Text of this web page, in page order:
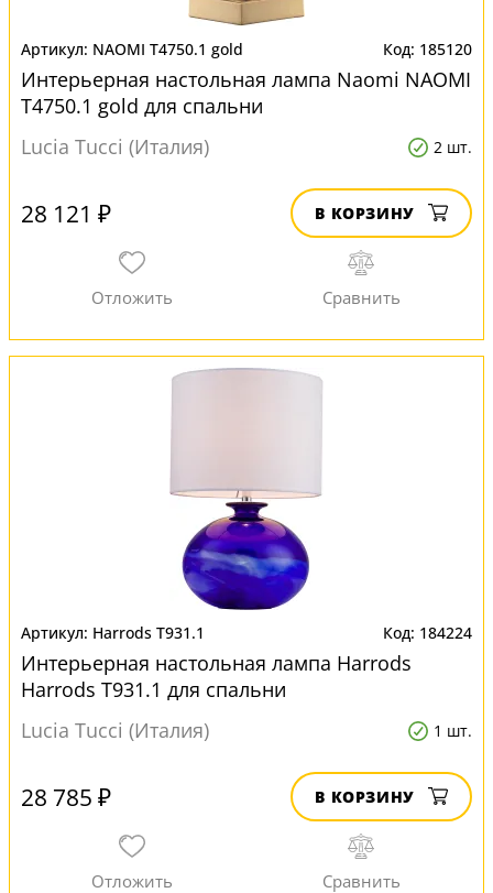
NAOMI T4750.1 gold 185120
Интерьерная настольная лампа Naomi NAOMI
T4750.1 gold для спальни
Lucia Tucci (Италия)
2 шт.
28 121 ₽ В КОРЗИНУ
Harrods T931.1 184224
Интерьерная настольная лампа Harrods
Harrods T931.1 для спальни
Lucia Tucci (Италия)
1 шт.
28 785 ₽ В КОРЗИНУ